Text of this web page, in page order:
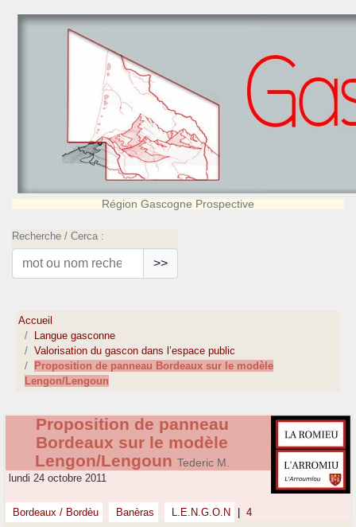
Région Gascogne Prospective
Recherche / Cerca :
>>
Accueil
Langue gasconne
Valorisation du gascon dans l’espace public
Proposition de panneau Bordeaux sur le modèle
Lengon/Lengoun
Proposition de panneau
Bordeaux sur le modèle
Lengon/Lengoun Tederic M.
lundi 24 octobre 2011
Bordeaux / Bordèu Banèras L.E.N.G.O.N 4